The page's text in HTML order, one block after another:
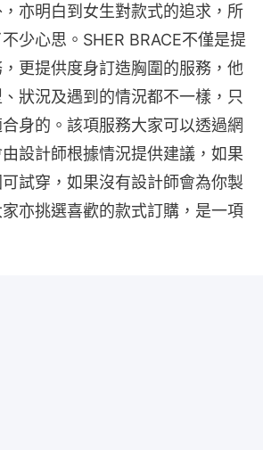
亦明白到女生對款式的追求，所
少心思。SHER BRACE不僅是提
更提供度身訂造胸圍的服務，他
狀況及遇到的情況都不一樣，只
身的。該項服務大家可以透過網
由設計師根據情況提供建議，如果
試穿，如果沒有設計師會為你製
亦挑選喜歡的款式訂購，是一項